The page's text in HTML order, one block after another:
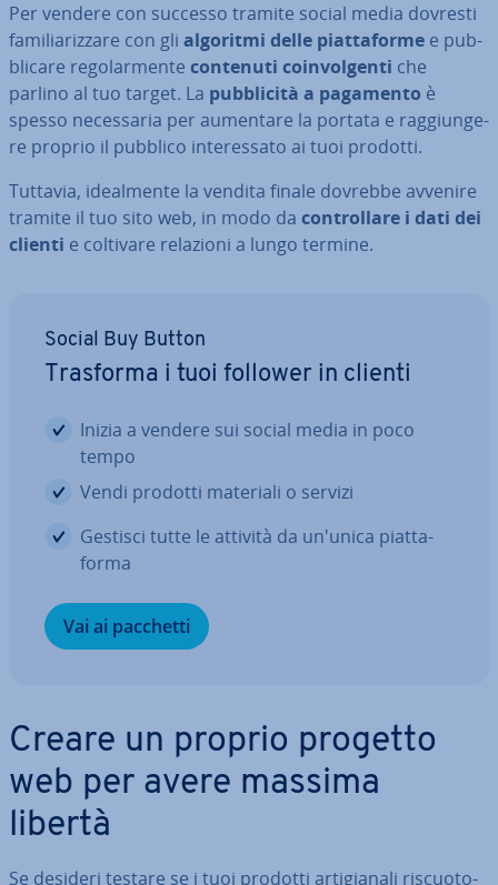
Per vendere con successo tramite social media dovresti
fa­mi­lia­riz­za­re con gli algoritmi delle piat­ta­for­me e pub­
bli­ca­re re­go­lar­men­te contenuti coin­vol­gen­ti che
parlino al tuo target. La pub­bli­ci­tà a pagamento è
spesso ne­ces­sa­ria per aumentare la portata e rag­giun­ge­
re proprio il pubblico in­te­res­sa­to ai tuoi prodotti.
Tuttavia, ideal­men­te la vendita finale dovrebbe avvenire
tramite il tuo sito web, in modo da con­trol­la­re i dati dei
clienti e coltivare relazioni a lungo termine.
Social Buy Button
Trasforma i tuoi follower in clienti
Inizia a vendere sui social media in poco
tempo
Vendi prodotti materiali o servizi
Gestisci tutte le attività da un'unica piat­ta­
for­ma
Vai ai pacchetti
Creare un proprio progetto
web per avere massima
libertà
Se desideri testare se i tuoi prodotti ar­ti­gia­na­li ri­scuo­to­